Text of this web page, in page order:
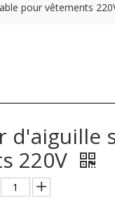
pour vêtements
d'aiguille
220V